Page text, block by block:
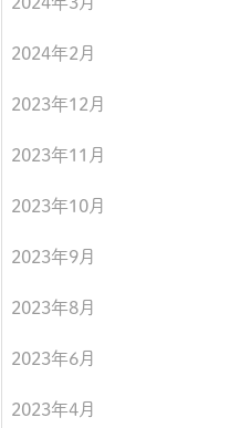
2024年2月
2023年12月
2023年11月
2023年10月
2023年9月
2023年8月
2023年6月
2023年4月